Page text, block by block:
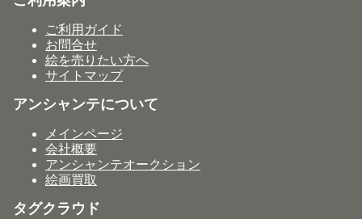
ご利用ガイド
お問合せ
絵を売りたい方へ
サイトマップ
アンシャンテについて
メインページ
会社概要
アンシャンテオークション
絵画買取
タグクラウド